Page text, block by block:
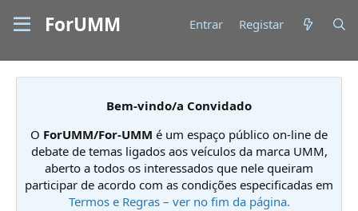
ForUMM Entrar Registar
Bem-vindo/a Convidado
O ForUMM/For-UMM é um espaço público on-line de
debate de temas ligados aos veículos da marca UMM,
aberto a todos os interessados que nele queiram
participar de acordo com as condições especificadas em
Termos e Regras – ver no fim da página.